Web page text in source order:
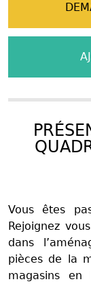
Vous êtes
Rejoignez
dans
pièces de la
magasins